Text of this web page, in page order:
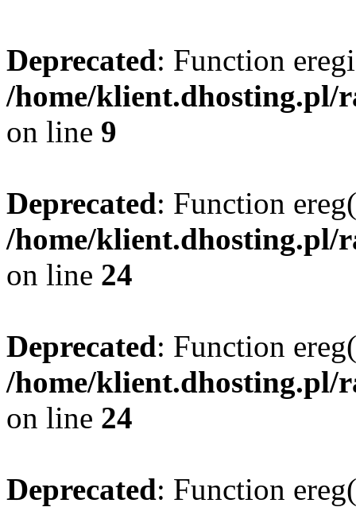
Deprecated: Function
/home/klient.dhosting.pl/
on line 9
Deprecated: Function
/home/klient.dhosting.pl/
on line 24
Deprecated: Function
/home/klient.dhosting.pl/
on line 24
Deprecated: Function